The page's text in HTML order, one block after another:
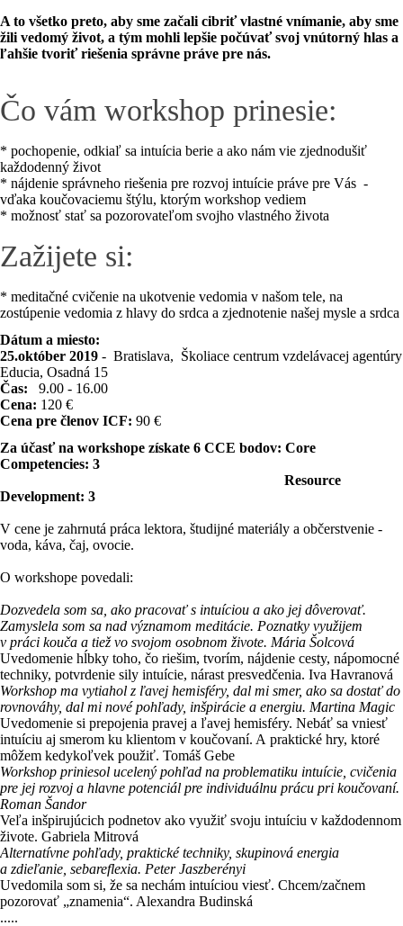
A to všetko preto, aby sme začali cibriť vlastné vnímanie, aby sme
žili vedomý život, a tým mohli lepšie počúvať svoj vnútorný hlas a
ľahšie tvoriť riešenia správne práve pre nás.
Čo vám workshop prinesie:
* pochopenie, odkiaľ sa intuícia berie a ako nám vie zjednodušiť
každodenný život
* nájdenie správneho riešenia pre rozvoj intuície práve pre Vás -
vďaka koučovaciemu štýlu, ktorým workshop vediem
* možnosť stať sa pozorovateľom svojho vlastného života
Zažijete si:
* meditačné cvičenie na ukotvenie vedomia v našom tele, na
zostúpenie vedomia z hlavy do srdca a zjednotenie našej mysle a srdca
Dátum a miesto:
25.október 2019 - Bratislava, Školiace centrum vzdelávacej agentúry
Educia, Osadná 15
Čas: 9.00 - 16.00
Cena: 120 €
Cena pre členov ICF: 90 €
Za účasť na workshope získate 6 CCE bodov: Core
Competencies: 3
Resource
Development: 3
V cene je zahrnutá práca lektora, študijné materiály a občerstvenie -
voda, káva, čaj, ovocie.
O workshope povedali:
Dozvedela som sa, ako pracovať s intuíciou a ako jej dôverovať.
Zamyslela som sa nad významom meditácie. Poznatky využijem
v práci kouča a tiež vo svojom osobnom živote. Mária Šolcová
Uvedomenie hĺbky toho, čo riešim, tvorím, nájdenie cesty, nápomocné
techniky, potvrdenie sily intuície, nárast presvedčenia. Iva Havranová
Workshop ma vytiahol z ľavej hemisféry, dal mi smer, ako sa dostať do
rovnováhy, dal mi nové pohľady, inšpirácie a energiu. Martina Magic
Uvedomenie si prepojenia pravej a ľavej hemisféry. Nebáť sa vniesť
intuíciu aj smerom ku klientom v koučovaní. A praktické hry, ktoré
môžem kedykoľvek použiť. Tomáš Gebe
Workshop priniesol ucelený pohľad na problematiku intuície, cvičenia
pre jej rozvoj a hlavne potenciál pre individuálnu prácu pri koučovaní.
Roman Šandor
Veľa inšpirujúcich podnetov ako využiť svoju intuíciu v každodennom
živote. Gabriela Mitrová
Alternatívne pohľady, praktické techniky, skupinová energia
a zdieľanie, sebareflexia. Peter Jaszberényi
Uvedomila som si, že sa nechám intuíciou viesť. Chcem/začnem
pozorovať „znamenia“. Alexandra Budinská
.....